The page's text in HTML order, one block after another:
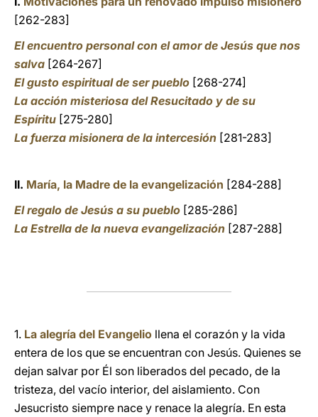
[262-283]
El encuentro personal con el amor de Jesús que nos
salva [264-267]
El gusto espiritual de ser pueblo [268-274]
La acción misteriosa del Resucitado y de su
Espíritu [275-280]
La fuerza misionera de la intercesión [281-283]
II. María, la Madre de la evangelización [284-288]
El regalo de Jesús a su pueblo [285-286]
La Estrella de la nueva evangelización [287-288]
1. La alegría del Evangelio llena el corazón y la vida
entera de los que se encuentran con Jesús. Quienes se
dejan salvar por Él son liberados del pecado, de la
tristeza, del vacío interior, del aislamiento. Con
Jesucristo siempre nace y renace la alegría. En esta